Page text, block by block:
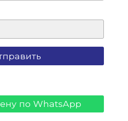
по WhatsApp